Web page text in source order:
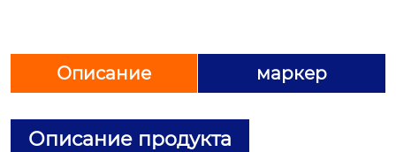
Описание маркер
Описание продукта